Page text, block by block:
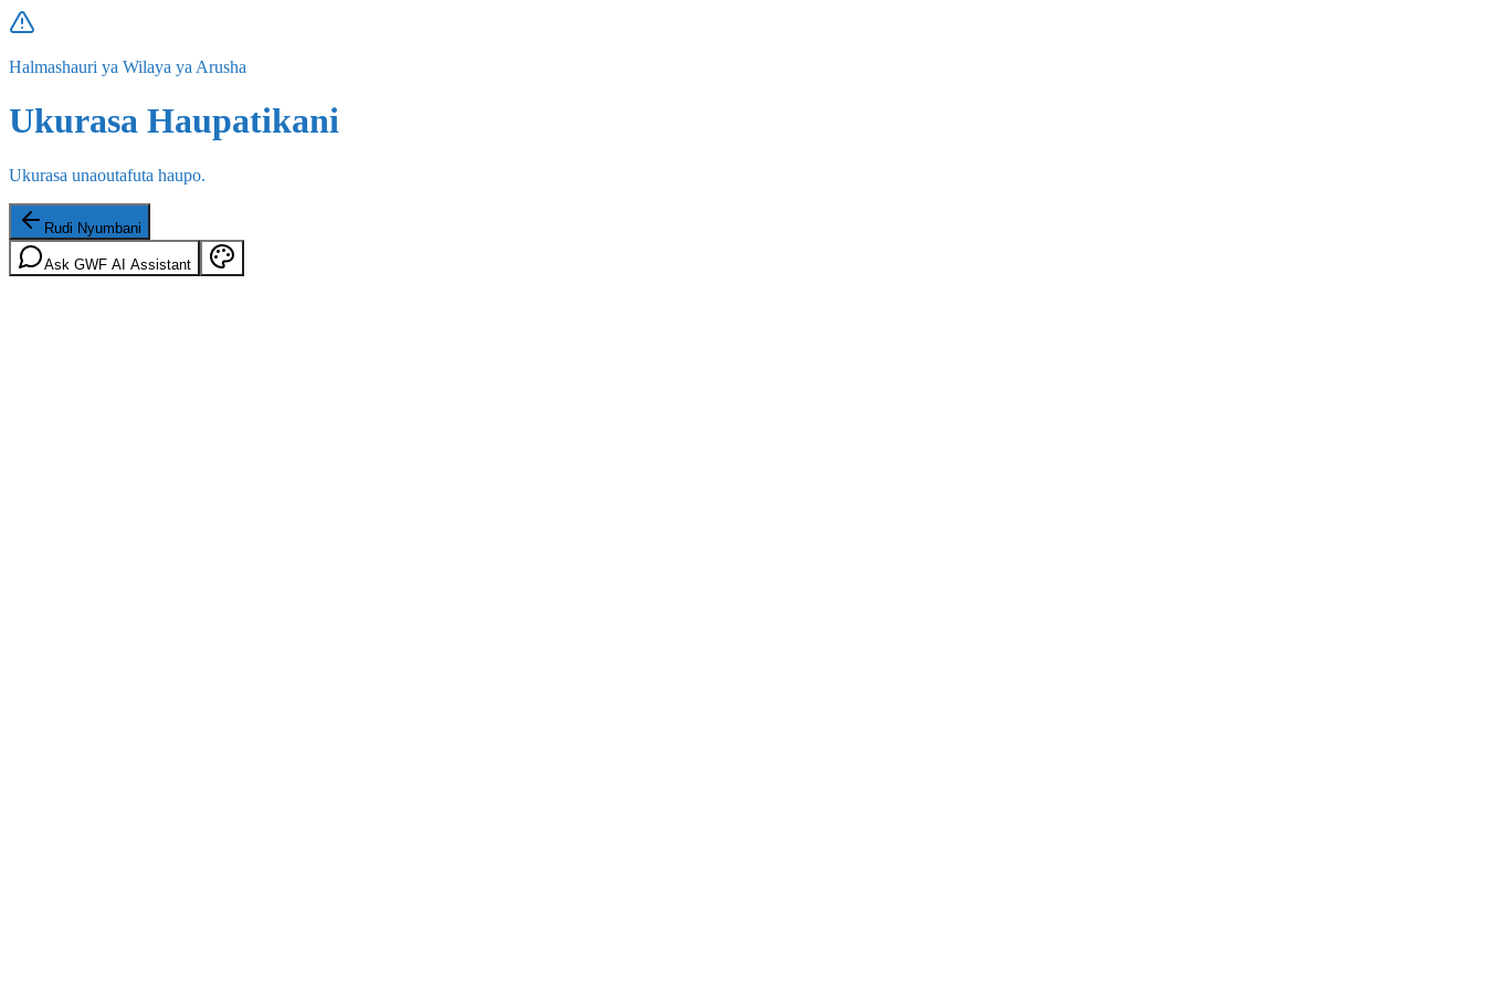
Halmashauri ya Wilaya ya Arusha
Ukurasa Haupatikani
Ukurasa unaoutafuta haupo.
Rudi Nyumbani
Ask GWF AI Assistant